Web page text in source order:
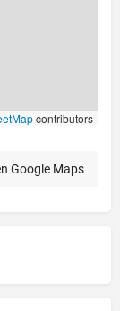
contributors
Google Maps